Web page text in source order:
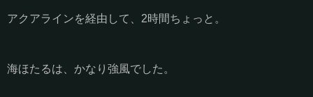
アクアラインを経由して、2時間ちょっと。
海ほたるは、かなり強風でした。